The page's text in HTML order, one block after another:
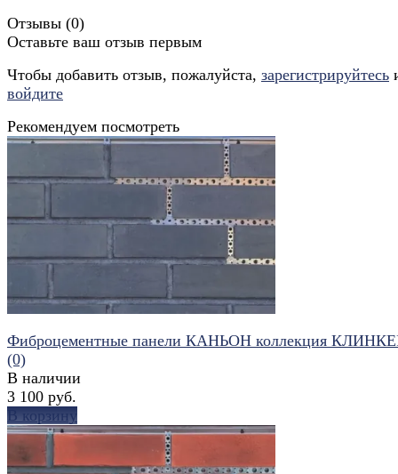
Отзывы (0)
Оставьте ваш отзыв первым
Чтобы добавить отзыв, пожалуйста, зарегистрируйтесь
войдите
Рекомендуем посмотреть
Фиброцементные панели КАНЬОН коллекция
(0)
В наличии
3 100 руб.
В корзину